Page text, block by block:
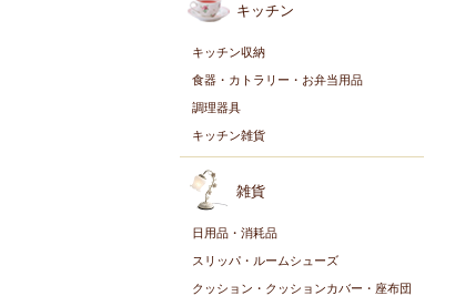
キッチン
キッチン収納
食器・カトラリー・お弁当用品
調理器具
キッチン雑貨
雑貨
日用品・消耗品
スリッパ・ルームシューズ
クッション・クッションカバー・座布団